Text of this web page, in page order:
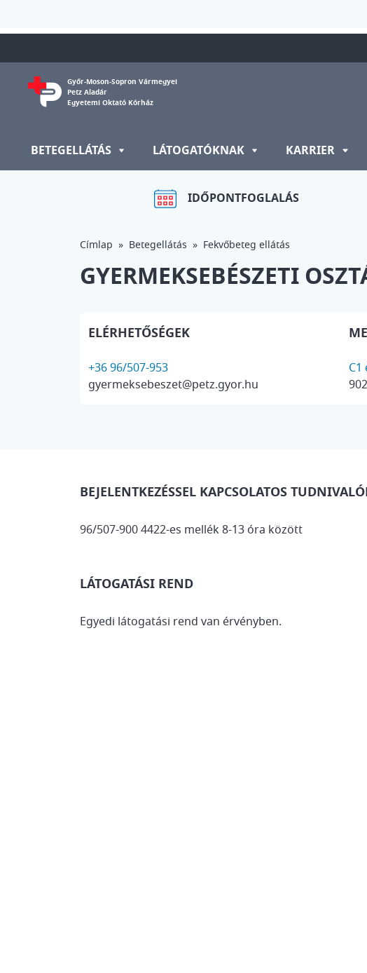
Győr-Moson-Sopron Vármegyei
Petz Aladár
Egyetemi Oktató Kórház
BETEGELLÁTÁS LÁTOGATÓKNAK KARRIER
IDŐPONTFOGLALÁS
Címlap Betegellátás Fekvőbeteg ellátás
GYERMEKSEBÉSZETI
ELÉRHETŐSÉGEK
+36 96/507-953
gyermeksebeszet@petz.gyor.hu
BEJELENTKEZÉSSEL KAPCSOLATOS
96/507-900 4422-es mellék 8-13 óra között
LÁTOGATÁSI REND
Egyedi látogatási rend van érvényben.